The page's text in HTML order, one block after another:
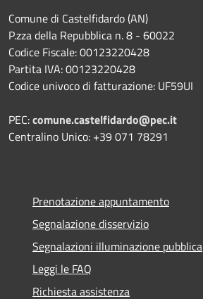
Comune di Castelfidardo (AN)
P.zza della Repubblica n. 8 - 60022
Codice Fiscale: 00123220428
Partita IVA: 00123220428
Codice univoco di fatturazione: UF59UI
PEC:comune.castelfidardo@pec.it
Centralino Unico: +39 071 78291
Prenotazione appuntamento
Segnalazione disservizio
Segnalazioni illuminazione pubblica
Leggi le FAQ
Richiesta assistenza